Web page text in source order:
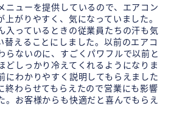
ニューを提供しているので、エアコン
がりやすく、気になっていました。
入っているときの従業員たちの汗も気
替えることにしました。以前のエアコ
らないのに、すごくパワフルで以前と
どしっかり冷えてくれるようになりま
にわかりやすく説明してもらえました
終わらせてもらえたので営業にも影響
。お客様からも快適だと喜んでもらえ